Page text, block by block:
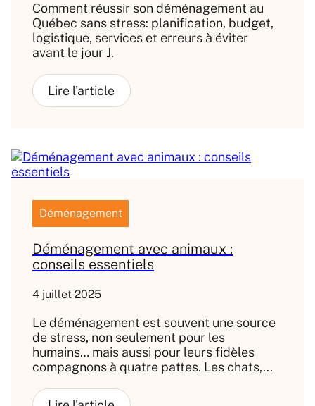
Comment réussir son déménagement au
Québec sans stress: planification, budget,
logistique, services et erreurs à éviter
avant le jour J.
Déménagement
Déménagement avec animaux :
conseils essentiels
4 juillet 2025
Le déménagement est souvent une source
de stress, non seulement pour les
humains… mais aussi pour leurs fidèles
compagnons à quatre pattes. Les chats,...